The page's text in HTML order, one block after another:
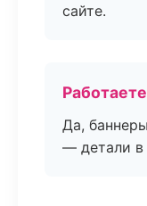
сайте.
Да,
— детали в